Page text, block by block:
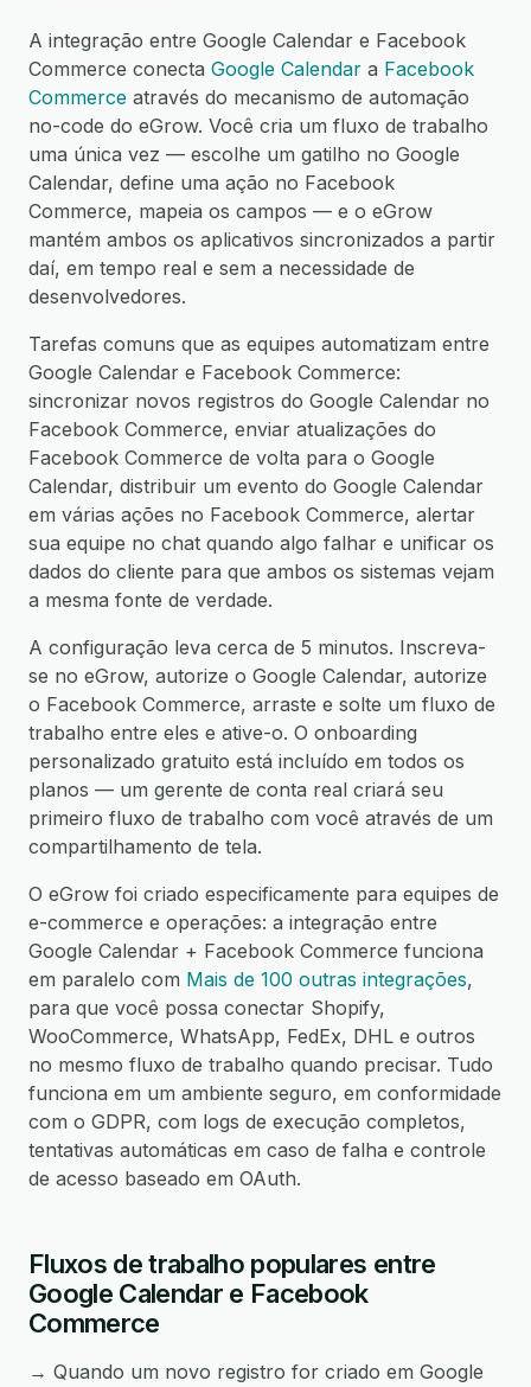
A integração entre Google Calendar e Facebook
Commerce conecta Google Calendar a Facebook
Commerce através do mecanismo de automação
no-code do eGrow. Você cria um fluxo de trabalho
uma única vez — escolhe um gatilho no Google
Calendar, define uma ação no Facebook
Commerce, mapeia os campos — e o eGrow
mantém ambos os aplicativos sincronizados a partir
daí, em tempo real e sem a necessidade de
desenvolvedores.
Tarefas comuns que as equipes automatizam entre
Google Calendar e Facebook Commerce:
sincronizar novos registros do Google Calendar no
Facebook Commerce, enviar atualizações do
Facebook Commerce de volta para o Google
Calendar, distribuir um evento do Google Calendar
em várias ações no Facebook Commerce, alertar
sua equipe no chat quando algo falhar e unificar os
dados do cliente para que ambos os sistemas vejam
a mesma fonte de verdade.
A configuração leva cerca de 5 minutos. Inscreva-
se no eGrow, autorize o Google Calendar, autorize
o Facebook Commerce, arraste e solte um fluxo de
trabalho entre eles e ative-o. O onboarding
personalizado gratuito está incluído em todos os
planos — um gerente de conta real criará seu
primeiro fluxo de trabalho com você através de um
compartilhamento de tela.
O eGrow foi criado especificamente para equipes de
e-commerce e operações: a integração entre
Google Calendar + Facebook Commerce funciona
em paralelo com Mais de 100 outras integrações,
para que você possa conectar Shopify,
WooCommerce, WhatsApp, FedEx, DHL e outros
no mesmo fluxo de trabalho quando precisar. Tudo
funciona em um ambiente seguro, em conformidade
com o GDPR, com logs de execução completos,
tentativas automáticas em caso de falha e controle
de acesso baseado em OAuth.
Fluxos de trabalho populares entre
Google Calendar e Facebook
Commerce
→ Quando um novo registro for criado em Google